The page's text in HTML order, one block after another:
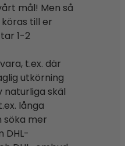
mål! Men så
till er
1-2
t.ex. där
utkörning
naturliga skäl
långa
söka mer
DHL-